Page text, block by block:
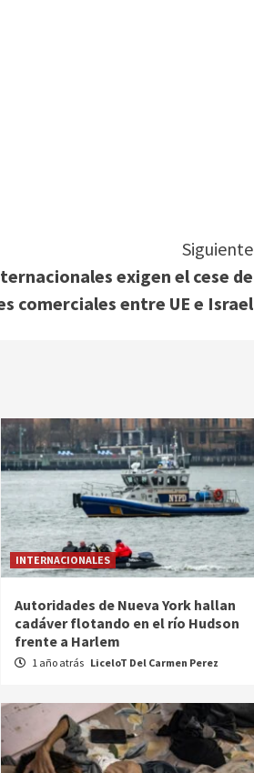
Siguiente
exigen el cese de
comerciales entre UE e Israel
INTERNACIONALES
Autoridades de Nueva York hallan
cadáver flotando en el río Hudson
frente a Harlem
1 año atrás LiceloT Del Carmen Perez